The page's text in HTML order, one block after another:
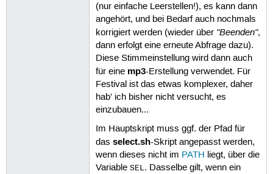
(nur einfache Leerstellen!), es kann dann
angehört, und bei Bedarf auch nochmals
korrigiert werden (wieder über "Beenden",
dann erfolgt eine erneute Abfrage dazu).
Diese Stimmeinstellung wird dann auch
für eine mp3-Erstellung verwendet. Für
Festival ist das etwas komplexer, daher
hab' ich bisher nicht versucht, es
einzubauen...
Im Hauptskript muss ggf. der Pfad für
das select.sh-Skript angepasst werden,
wenn dieses nicht im PATH liegt, über die
Variable SEL. Dasselbe gilt, wenn ein